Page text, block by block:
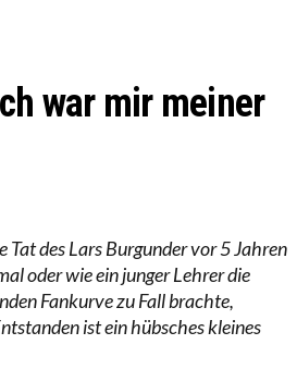
war mir meiner
des Lars Burgunder vor 5 Jahren
oder wie ein junger Lehrer die
Fankurve zu Fall brachte,
ist ein hübsches kleines